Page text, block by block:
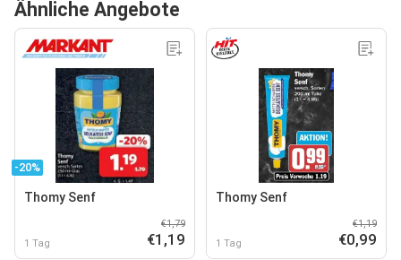
Ähnliche Angebote
-20%
Thomy Senf
1 Tag
€1,79
€1,19
Thomy Senf
1 Tag
€1,19
€0,99